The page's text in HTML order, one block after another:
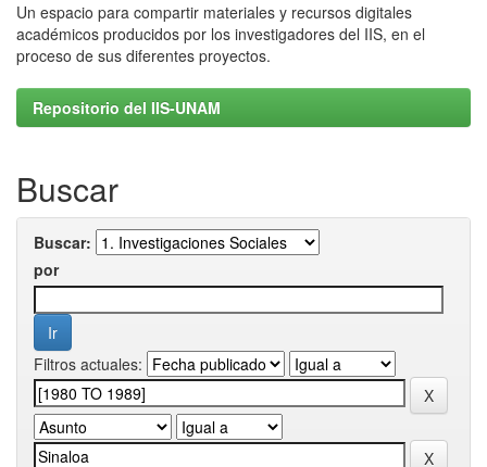
Un espacio para compartir materiales y recursos digitales
académicos producidos por los investigadores del IIS, en el
proceso de sus diferentes proyectos.
Repositorio del IIS-UNAM
Buscar
Buscar:
por
Filtros actuales: